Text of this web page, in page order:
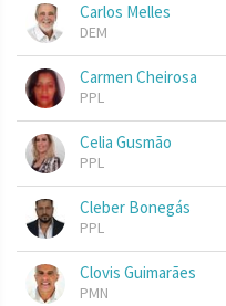
Carlos Melles
DEM
Carmen Cheirosa
PPL
Celia Gusmão
PPL
Cleber Bonegás
PPL
Clovis Guimarães
PMN